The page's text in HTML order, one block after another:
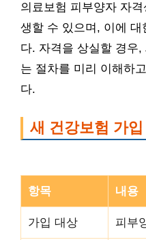
의료보험 피부양자 자
생할 수 있으며, 이에 대
다. 자격을 상실할 경우
는 절차를 미리 이해하
다.
새 건강보험 가
항목 내용
가입 대상 피부